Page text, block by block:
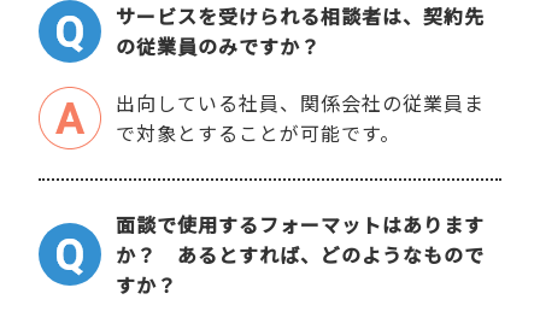
サービスを受けられる相談者は、契約先
の従業員のみですか？
出向している社員、関係会社の従業員ま
で対象とすることが可能です。
面談で使用するフォーマットはあります
か？ あるとすれば、どのようなもので
すか？